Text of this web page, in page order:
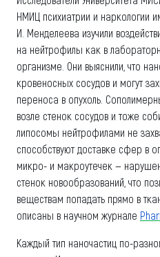
НМИЦ психиатрии и наркологии
И. Менделеева изучили
на нейтрофилы как в
организме. Они выяснили, что
кровеносных сосудов и могут
переноса в опухоль.
возле стенок сосудов и тоже
липосомы нейтрофилами не
способствуют доставке сфер в
микро- и макроутечек —
стенок новообразований, что
веществам попадать прямо в
описаны в научном журнале
Каждый тип наночастиц по-